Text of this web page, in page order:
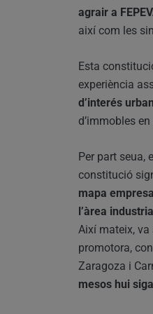
agrair a
així com les
Esta
experiència
d’interés
d’immobles
Per part seua,
constitució
mapa
l’àrea
Així mateix, va
promotora,
Zaragoza i
mesos hui